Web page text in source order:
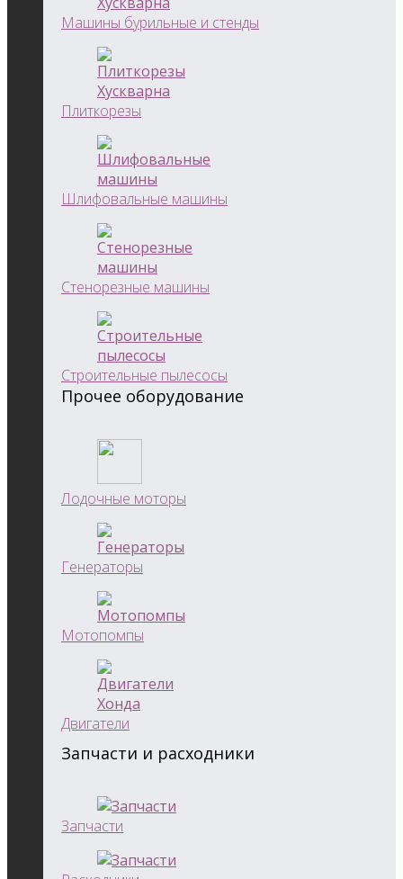
Машины бурильные и стенды
Плиткорезы
Шлифовальные машины
Стенорезные машины
Строительные пылесосы
Прочее оборудование
Лодочные моторы
Генераторы
Мотопомпы
Двигатели
Запчасти и расходники
Запчасти